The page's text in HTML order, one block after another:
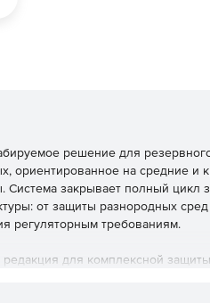
решение для
ориентированное на средние и
Система закрывает полный цикл
от защиты разнородных
регуляторным требованиям.
для комплексной